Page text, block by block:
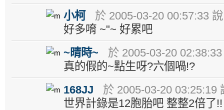
小柯
於 2005-03-20 00:57:33 說
好多唷 ~"~ 好累吧
~晴時~
於 2005-03-20
真的假的~點生呀?六個喎!?
168JJ
於 2005-03-20 03:25:19
世界計錄是12胞胎吧 整整2倍了!!